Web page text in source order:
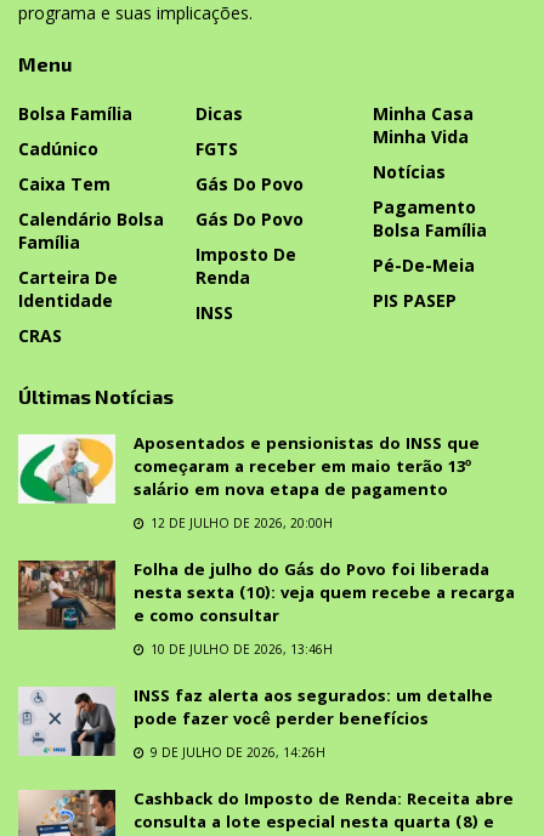
programa e suas implicações.
Menu
Bolsa Família
Cadúnico
Caixa Tem
Calendário Bolsa
Família
Carteira De
Identidade
CRAS
Dicas
FGTS
Gás Do Povo
Gás Do Povo
Imposto De
Renda
INSS
Minha Casa
Minha Vida
Notícias
Pagamento
Bolsa Família
Pé-De-Meia
PIS PASEP
Últimas Notícias
Aposentados e pensionistas do INSS que
começaram a receber em maio terão 13º
salário em nova etapa de pagamento
12 DE JULHO DE 2026, 20:00H
Folha de julho do Gás do Povo foi liberada
nesta sexta (10): veja quem recebe a recarga
e como consultar
10 DE JULHO DE 2026, 13:46H
INSS faz alerta aos segurados: um detalhe
pode fazer você perder benefícios
9 DE JULHO DE 2026, 14:26H
Cashback do Imposto de Renda: Receita abre
consulta a lote especial nesta quarta (8) e